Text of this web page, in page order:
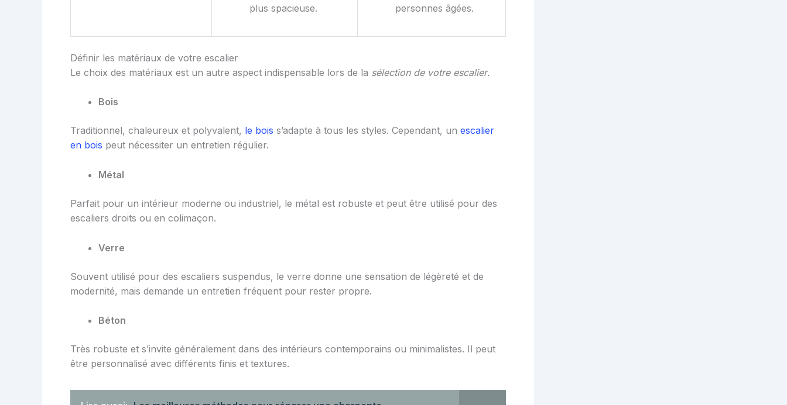
plus spacieuse.
personnes âgées.
Définir les matériaux de votre escalier
Le choix des matériaux est un autre aspect indispensable lors de la sélection de votre escalier.
Bois
Traditionnel, chaleureux et polyvalent, le bois s’adapte à tous les styles. Cependant, un escalier
en bois peut nécessiter un entretien régulier.
Métal
Parfait pour un intérieur moderne ou industriel, le métal est robuste et peut être utilisé pour des
escaliers droits ou en colimaçon.
Verre
Souvent utilisé pour des escaliers suspendus, le verre donne une sensation de légèreté et de
modernité, mais demande un entretien fréquent pour rester propre.
Béton
Très robuste et s’invite généralement dans des intérieurs contemporains ou minimalistes. Il peut
être personnalisé avec différents finis et textures.